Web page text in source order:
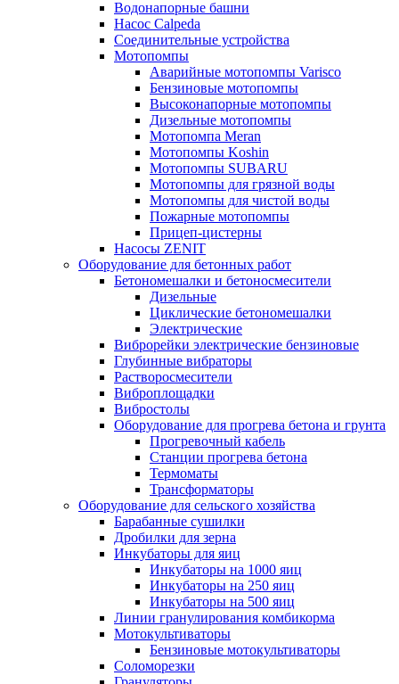
Водонапорные башни
Насос Calpeda
Соединительные устройства
Мотопомпы
Аварийные мотопомпы Varisco
Бензиновые мотопомпы
Высоконапорные мотопомпы
Дизельные мотопомпы
Мотопомпа Meran
Мотопомпы Koshin
Мотопомпы SUBARU
Мотопомпы для грязной воды
Мотопомпы для чистой воды
Пожарные мотопомпы
Прицеп-цистерны
Насосы ZENIT
Оборудование для бетонных работ
Бетономешалки и бетоносмесители
Дизельные
Циклические бетономешалки
Электрические
Виброрейки электрические бензиновые
Глубинные вибраторы
Растворосмесители
Виброплощадки
Вибростолы
Оборудование для прогрева бетона и грунта
Прогревочный кабель
Станции прогрева бетона
Термоматы
Трансформаторы
Оборудование для сельского хозяйства
Барабанные сушилки
Дробилки для зерна
Инкубаторы для яиц
Инкубаторы на 1000 яиц
Инкубаторы на 250 яиц
Инкубаторы на 500 яиц
Линии гранулирования комбикорма
Мотокультиваторы
Бензиновые мотокультиваторы
Соломорезки